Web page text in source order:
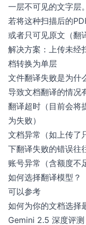
一层不可见的文字层。
若将这种扫描后的
或者只可见原文（翻
解决方案：上传未经
档转换为单层
文件翻译失败是为什
导致文档翻译的情况
翻译超时（目前会将
为失败）
文档异常（如上传了
下翻译失败的错误往
账号异常（含额度不
如何选择翻译模型？
可以参考
如何为你的文档选择
Gemini 2.5 深度评测